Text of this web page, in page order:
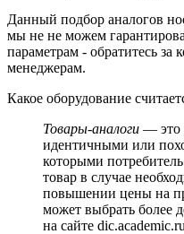
Данный подбор аналогов
мы не не можем
параметрам - обратитесь за
менеджерам.
Какое оборудование
Товары-аналоги — это
идентичными или
которыми
товар в случае
повышении цены на
может выбрать более
на сайте dic.academic.ru